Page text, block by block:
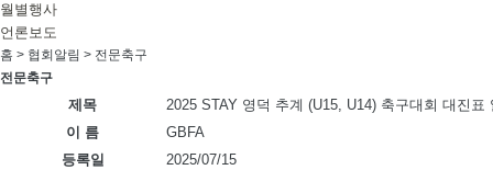
월별행사
언론보도
홈 > 협회알림 > 전문축구
전문축구
제목
2025 STAY 영덕 추계 (U15, U14) 축구대회 대진표
이 름
GBFA
등록일
2025/07/15